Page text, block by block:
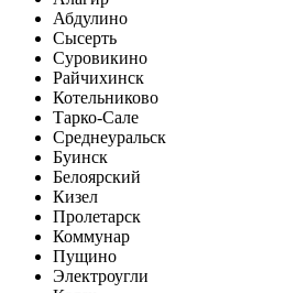
Абдулино
Сысерть
Суровикино
Райчихинск
Котельниково
Тарко-Сале
Среднеуральск
Буинск
Белоярский
Кизел
Пролетарск
Коммунар
Пущино
Электроугли